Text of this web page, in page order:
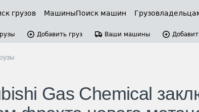
грузов МашиныПоиск машин
Добавить груз Ваши машины
Gas Chemical